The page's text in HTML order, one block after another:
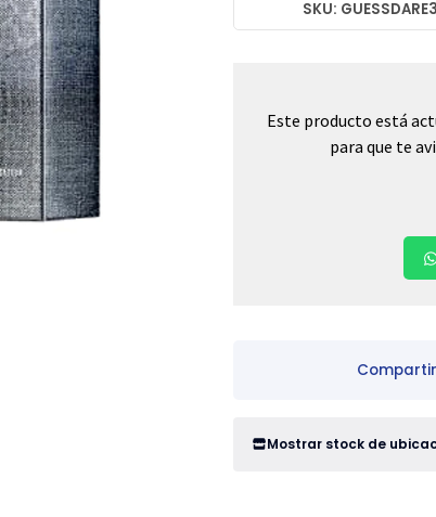
SKU:
Este producto está
para que te
Mostrar stock de